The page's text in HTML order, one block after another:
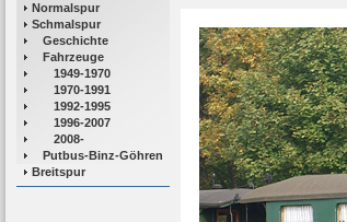
Normalspur
Schmalspur
Geschichte
Fahrzeuge
1949-1970
1970-1991
1992-1995
1996-2007
2008-
Putbus-Binz-Göhren
Breitspur